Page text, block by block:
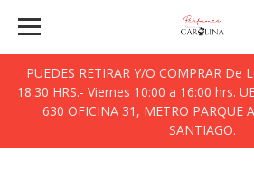
PUEDES RETIRAR Y/O COMPRAR De
18:30 HRS.- Viernes 10:00 a 16:00 hrs.
630 OFICINA 31, METRO PARQUE
SANTIAGO.